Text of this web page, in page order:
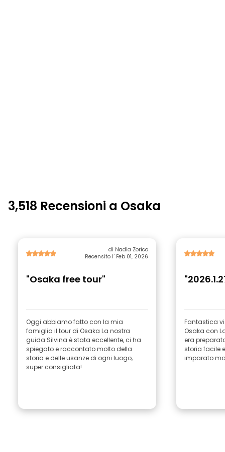
3,518 Recensioni a Osaka
di Nadia Zorico
Recensito l’ Feb 01, 2026
"Osaka free tour"
Oggi abbiamo fatto con la mia
famiglia il tour di Osaka La nostra
guida Silvina è stata eccellente, ci ha
spiegato e raccontato molto della
storia e delle usanze di ogni luogo,
super consigliata!
Fantastica
Osaka con
era
storia facile
imparato